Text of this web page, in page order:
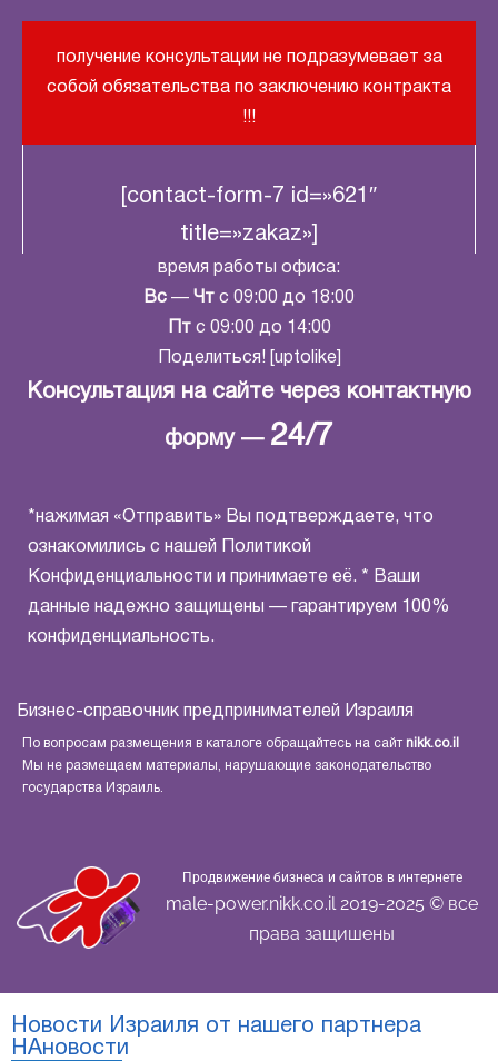
получение консультации не подразумевает за
собой обязательства по заключению контракта
!!!
[contact-form-7 id=»621″
title=»zakaz»]
время работы офиса:
Вс — Чт с 09:00 до 18:00
Птс 09:00 до 14:00
Поделиться! [uptolike]
Консультация на сайте через контактную
форму — 24/7
*нажимая «Отправить» Вы подтверждаете, что
ознакомились с нашей
Политикой
Конфиденциальности и принимаете её. * Ваши
данные надежно защищены — гарантируем 100%
конфиденциальность.
Бизнес-справочник предпринимателей Израиля
По вопросам размещения в каталоге обращайтесь на сайт nikk.co.il
Мы не размещаем материалы, нарушающие законодательство
государства Израиль.
Продвижение бизнеса и сайтов в интернете
male-power.nikk.co.il 2019-2025 © все
права защишены
Новости Израиля от нашего партнера
НАновости